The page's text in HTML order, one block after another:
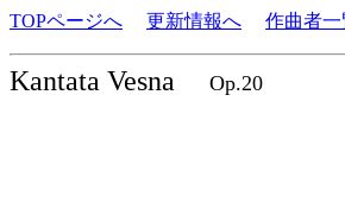
TOPページへ 更新情報へ 作曲者
Kantata Vesna Op.20